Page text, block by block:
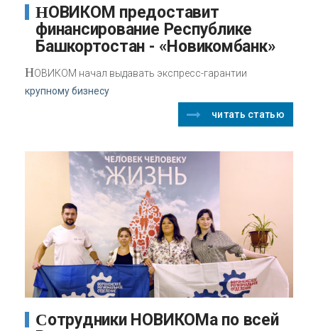
НОВИКОМ предоставит
финансирование Республике
Башкортостан - «Новикомбанк»
НОВИКОМ начал выдавать экспресс-гарантии
крупному бизнесу
читать статью
Сотрудники НОВИКОМа по всей